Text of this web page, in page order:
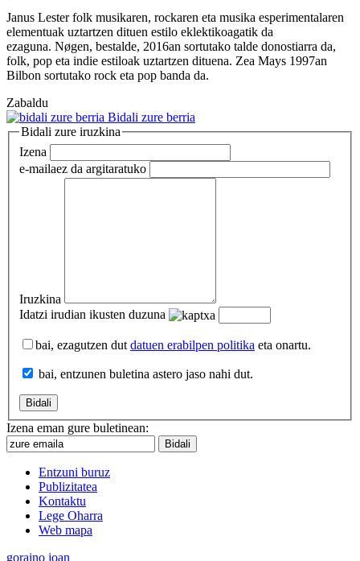
Janus Lester folk musikaren, rockaren eta musika esperimentalaren
elementuak uztartzen dituen estilo eklektikoagatik da
ezaguna. Nøgen, bestalde, 2016an sortutako talde donostiarra da,
folk, pop eta indie estiloak uztartzen dituena. Zea Mays 1997an
Bilbon sortutako rock eta pop banda da.
Zabaldu
Bidali zure berria
Bidali zure iruzkina
Izena
e-mailaez da argitaratuko
Iruzkina
Idatzi irudian ikusten duzuna
bai, ezagutzen dut datuen erabilpen politika eta onartu.
bai, entzunen buletina astero jaso nahi dut.
Izena eman gure buletinean:
Entzuni buruz
Publizitatea
Kontaktu
Lege Oharra
Web mapa
goraino joan